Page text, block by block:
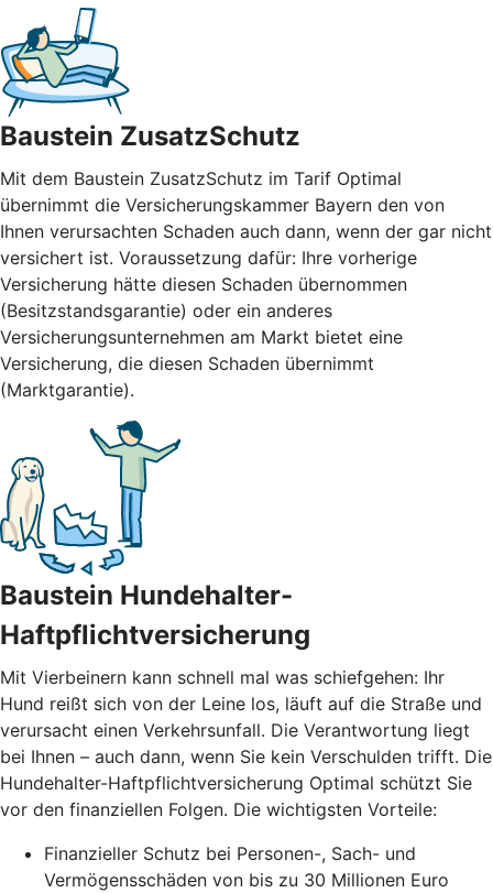
Baustein ZusatzSchutz
Mit dem Baustein ZusatzSchutz im Tarif Optimal
übernimmt die Versicherungskammer Bayern den von
Ihnen verursachten Schaden auch dann, wenn der gar nicht
versichert ist. Voraussetzung dafür: Ihre vorherige
Versicherung hätte diesen Schaden übernommen
(Besitzstandsgarantie) oder ein anderes
Versicherungsunternehmen am Markt bietet eine
Versicherung, die diesen Schaden übernimmt
(Marktgarantie).
Baustein Hundehalter-
Haftpflichtversicherung
Mit Vierbeinern kann schnell mal was schiefgehen: Ihr
Hund reißt sich von der Leine los, läuft auf die Straße und
verursacht einen Verkehrsunfall. Die Verantwortung liegt
bei Ihnen – auch dann, wenn Sie kein Verschulden trifft. Die
Hundehalter-Haftpflichtversicherung Optimal schützt Sie
vor den finanziellen Folgen. Die wichtigsten Vorteile:
Finanzieller Schutz bei Personen-, Sach- und
Vermögensschäden von bis zu 30 Millionen Euro